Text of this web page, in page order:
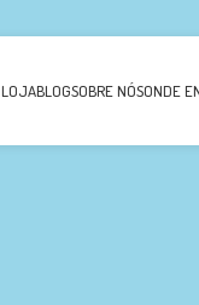
LOJABLOGSOBRE NÓSONDE